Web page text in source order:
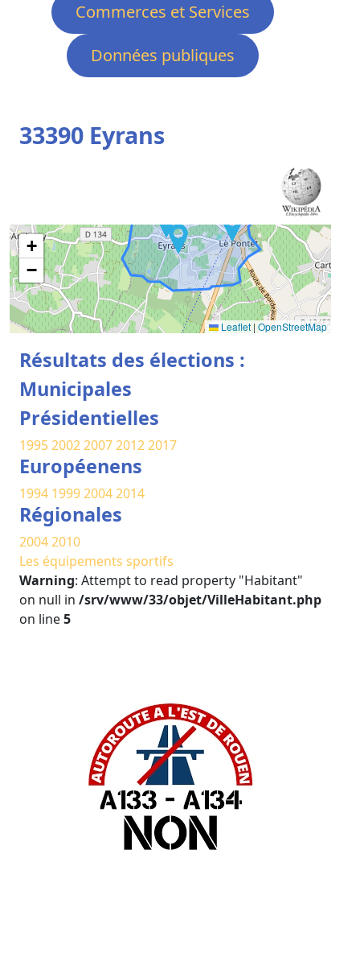
Commerces et Services
Données publiques
33390 Eyrans
+
−
Leaflet | OpenStreetMap
Résultats des élections :
Municipales
Présidentielles
19952002200720122017
Européenens
1994 199920042014
Régionales
20042010
Les équipements sportifs
Warning: Attempt to read property "Habitant"
on null in /srv/www/33/objet/VilleHabitant.php
on line5